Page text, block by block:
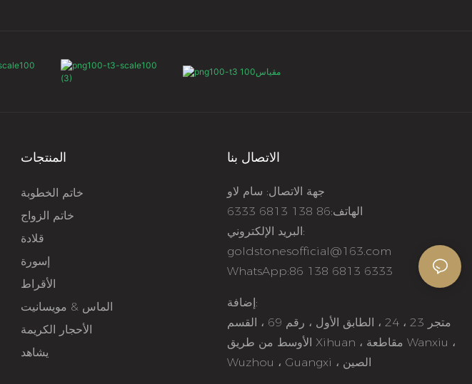
المنتجات
خاتم الخطوبة
خاتم الزواج
قلادة
إسورة
الأقراط
الماس & مويسانيت
الأحجار الكريمة
يشاهد
الاتصال بنا
جهة الاتصال: سام لاو
البريد الإلكتروني:
goldstonesofficial@163.com
WhatsApp:86 138 6813 6333
إضافة:
متجر 23 ، 24 ، الطابق الأول ، رقم 69 ، القسم
الأوسط من طريق Xihuan ، مقاطعة Wanxiu ،
Wuzhou ، Guangxi ، الصين